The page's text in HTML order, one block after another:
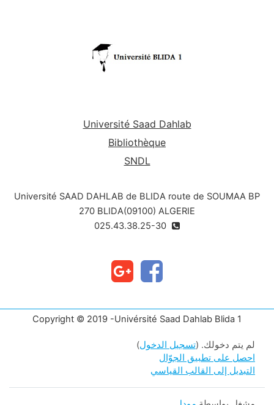
Université Saad Dahlab
Bibliothèque
SNDL
Université SAAD DAHLAB de BLIDA route de SOUMAA BP
270 BLIDA(09100) ALGERIE
Copyright © 2019 -Univérsité Saad Dahlab Blida 1
لم يتم دخولك. (تسجيل الدخول)
احصل على تطبيق الجوّال
التبديل إلى القالب القياسي